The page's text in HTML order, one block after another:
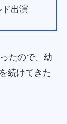
出演
たので、幼
続けてきた